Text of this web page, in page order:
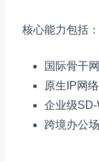
核心能力包括：
国际骨干
原生IP网
企业级
跨境办公